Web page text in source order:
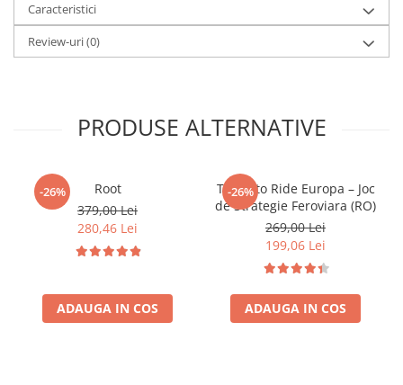
Harry Potter
Star Trek
Collectibles
Retro Arcade – Jocuri, Console si
Accesorii Clasice
Book Nooks
Hello Kitty - Produse Oficiale
Comic Books (Benzi Desenate)
Trading Card Games
Caracteristici
Review-uri(0)
PRODUSE ALTERNATIVE
-26%
Root
379,00 Lei
280,46 Lei
ADAUGA IN COS
-26%
Ticket to Ride Europa – Joc
de Strategie Feroviara (RO)
269,00 Lei
199,06 Lei
ADAUGA IN COS